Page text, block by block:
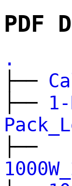
PDF
.
├──
├── 1-
├──